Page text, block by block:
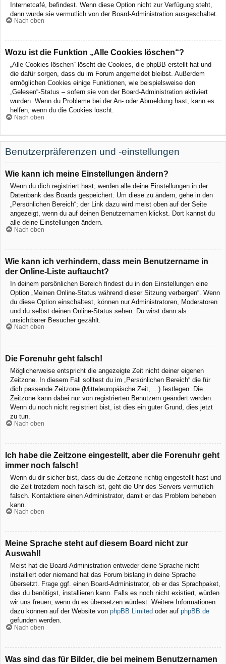
Internetcafé, befindest. Wenn diese Option nicht zur Verfügung steht,
dann wurde sie vermutlich von der Board-Administration ausgeschaltet.
Nach oben
Wozu ist die Funktion „Alle Cookies löschen“?
„Alle Cookies löschen“ löscht die Cookies, die phpBB erstellt hat und
die dafür sorgen, dass du im Forum angemeldet bleibst. Außerdem
ermöglichen Cookies einige Funktionen, wie beispielsweise den
„Gelesen“-Status – sofern sie von der Board-Administration aktiviert
wurden. Wenn du Probleme bei der An- oder Abmeldung hast, kann es
helfen, wenn du die Cookies löscht.
Nach oben
Benutzerpräferenzen und -einstellungen
Wie kann ich meine Einstellungen ändern?
Wenn du dich registriert hast, werden alle deine Einstellungen in der
Datenbank des Boards gespeichert. Um diese zu ändern, gehe in den
„Persönlichen Bereich“; der Link dazu wird meist oben auf der Seite
angezeigt, wenn du auf deinen Benutzernamen klickst. Dort kannst du
alle deine Einstellungen ändern.
Nach oben
Wie kann ich verhindern, dass mein Benutzername in
der Online-Liste auftaucht?
In deinem persönlichen Bereich findest du in den Einstellungen eine
Option „Meinen Online-Status während dieser Sitzung verbergen“. Wenn
du diese Option einschaltest, können nur Administratoren, Moderatoren
und du selbst deinen Online-Status sehen. Du wirst dann als
unsichtbarer Besucher gezählt.
Nach oben
Die Forenuhr geht falsch!
Möglicherweise entspricht die angezeigte Zeit nicht deiner eigenen
Zeitzone. In diesem Fall solltest du im „Persönlichen Bereich“ die für
dich passende Zeitzone (Mitteleuropäische Zeit, ...) festlegen. Die
Zeitzone kann dabei nur von registrierten Benutzern geändert werden.
Wenn du noch nicht registriert bist, ist dies ein guter Grund, dies jetzt
zu tun.
Nach oben
Ich habe die Zeitzone eingestellt, aber die Forenuhr geht
immer noch falsch!
Wenn du dir sicher bist, dass du die Zeitzone richtig eingestellt hast und
die Zeit trotzdem noch falsch ist, geht die Uhr des Servers vermutlich
falsch. Kontaktiere einen Administrator, damit er das Problem beheben
kann.
Nach oben
Meine Sprache steht auf diesem Board nicht zur
Auswahl!
Meist hat die Board-Administration entweder deine Sprache nicht
installiert oder niemand hat das Forum bislang in deine Sprache
übersetzt. Frage ggf. einen Board-Administrator, ob er das Sprachpaket,
das du benötigst, installieren kann. Falls es noch nicht existiert, würden
wir uns freuen, wenn du es übersetzen würdest. Weitere Informationen
dazu können auf der Website von phpBB Limited oder auf phpBB.de
gefunden werden.
Nach oben
Was sind das für Bilder, die bei meinem Benutzernamen